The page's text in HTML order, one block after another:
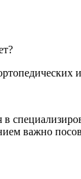
важно